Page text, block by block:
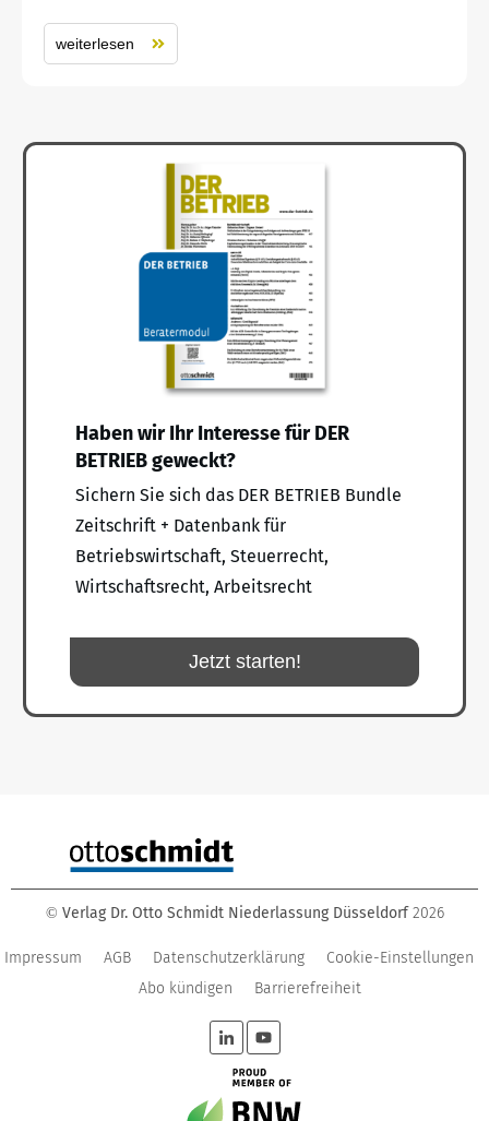
weiterlesen
Haben wir Ihr Interesse für DER
BETRIEB geweckt?
Sichern Sie sich das DER BETRIEB Bundle
Zeitschrift + Datenbank für
Betriebswirtschaft, Steuerrecht,
Wirtschaftsrecht, Arbeitsrecht
Jetzt starten!
© Verlag Dr. Otto Schmidt Niederlassung Düsseldorf 2026
Impressum AGB Datenschutzerklärung
Cookie-Einstellungen
Abo kündigen
Barrierefreiheit